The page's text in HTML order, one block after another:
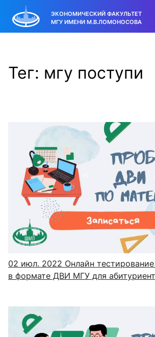
ЭКОНОМИЧЕСКИЙ ФАКУЛЬТЕТ
МГУ ИМЕНИ М.В.ЛОМОНОСОВА
Тег: мгу поступи
02 июл. 2022 Онлайн
в формате ДВИ МГУ для